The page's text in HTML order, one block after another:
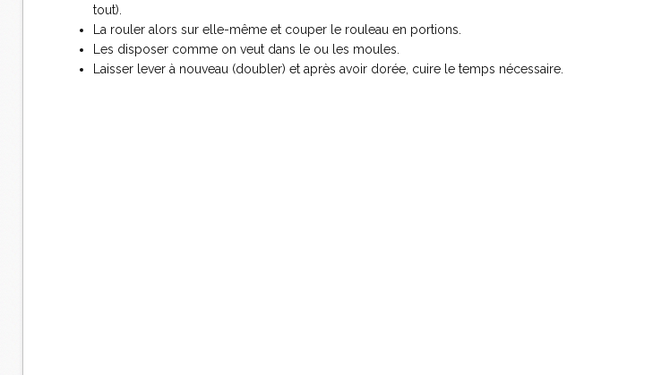
tout).
La rouler alors sur elle-même et couper le rouleau en portions.
Les disposer comme on veut dans le ou les moules.
Laisser lever à nouveau (doubler) et après avoir dorée, cuire le temps nécessaire.